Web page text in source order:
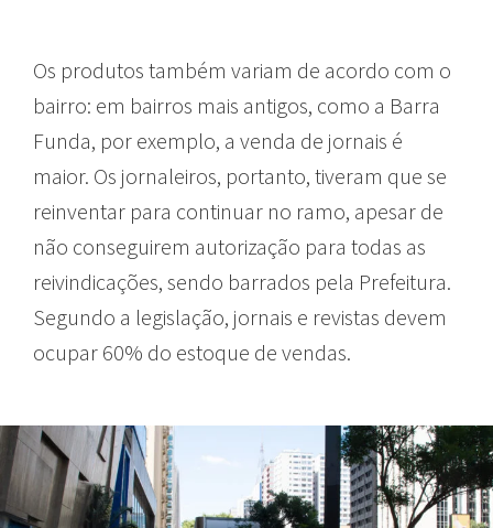
Os produtos também variam de acordo com o
bairro: em bairros mais antigos, como a Barra
Funda, por exemplo, a venda de jornais é
maior. Os jornaleiros, portanto, tiveram que se
reinventar para continuar no ramo, apesar de
não conseguirem autorização para todas as
reivindicações, sendo barrados pela Prefeitura.
Segundo a legislação, jornais e revistas devem
ocupar 60% do estoque de vendas.